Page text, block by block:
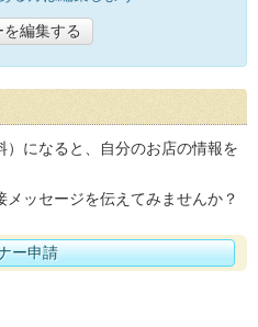
を編集する
になると、自分のお店の情報を
ッセージを伝えてみませんか？
ー申請